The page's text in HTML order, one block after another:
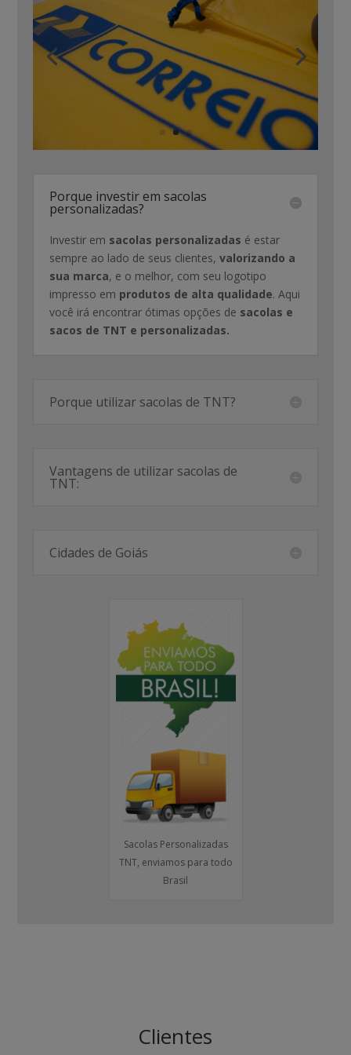
Porque investir em sacolas
personalizadas?
Investir em sacolas personalizadas é estar
sempre ao lado de seus clientes,valorizando a
sua marca, e o melhor, com seu logotipo
impresso em produtos de alta qualidade. Aqui
você irá encontrar ótimas opções de sacolas e
sacos de TNT e personalizadas.
Porque utilizar sacolas de TNT?
Vantagens de utilizar sacolas de
TNT:
Cidades de Goiás
Sacolas Personalizadas
TNT, enviamos para todo
Brasil
Clientes